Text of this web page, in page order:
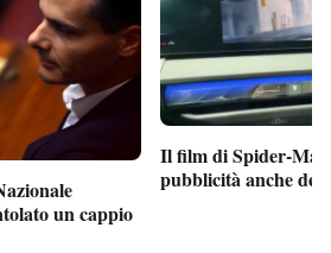
un cappio
Il film di Spider-Man
pubblicità anche